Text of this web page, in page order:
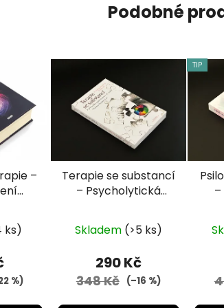
Podobné
–
ks)
%)
Terapie se substancí
– Psycholytická
století (Friedrike
Meckelová
Skladem (>5 ks)
290 Kč
348 Kč (–16 %)
TIP